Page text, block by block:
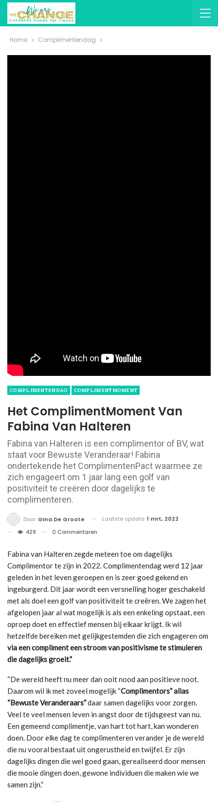
Home Complimentendag
COMPLIMENTENDAG COMPLIMENTMOMENT
Het ComplimentMoment Van
Fabina Van Halteren
Fabina van Halteren is een complimentor of BV, wat
staat voor Bewuste Veranderaar! Fabina
ondertekende het ComplimentenPact waarmee ze
zich engageert om 1 jaar lang een golf van
positiviteit te creëren door dagelijks te
complimenteren.
Door Gina De Groote Laatste update 1 mrt, 2022
429
0 Commentaren
Fabina van Halteren zegde meteen toe om dagelijks
Complimentor te zijn in 2022. Complimentendag werd 12 jaar
geleden in het leven geroepen en is zeer goed gekend en
ingeburgerd. Dit jaar wordt een versnelling hoger geschakeld
met als doel een golf van positiviteit te creëren. We zagen het
afgelopen jaar al wat mogelijk is als een enkeling opstaat, een
oproep doet en effectief mensen bij elkaar krijgt. Ik wil
hetzelfde bereiken met gelijkgestemden die zich engageren om
via een compliment een stroom van positivisme te stimuleren
die dagelijks groeit.”
“De wereld heeft nu meer dan ooit nood aan positieve noot.
Daarom wil ik met zoveel mogelijk “Complimentors” alias
“Bewuste Veranderaars”daar samen dagelijks voor zorgen.
Veel te veel mensen leven in angst door de tijdsgeest van nu.
Een gemeend complimentje, van hart tot hart, kan wonderen
doen. Door elke dag te complimenteren verander je de wereld
die nu vooral bestaat uit ongerustheid en twijfel. Er zijn
dagelijks dingen die wel goed gaan, gerealiseerd door mensen
die mooie dingen doen, gewone individuen die maken wie we
samen zijn.”